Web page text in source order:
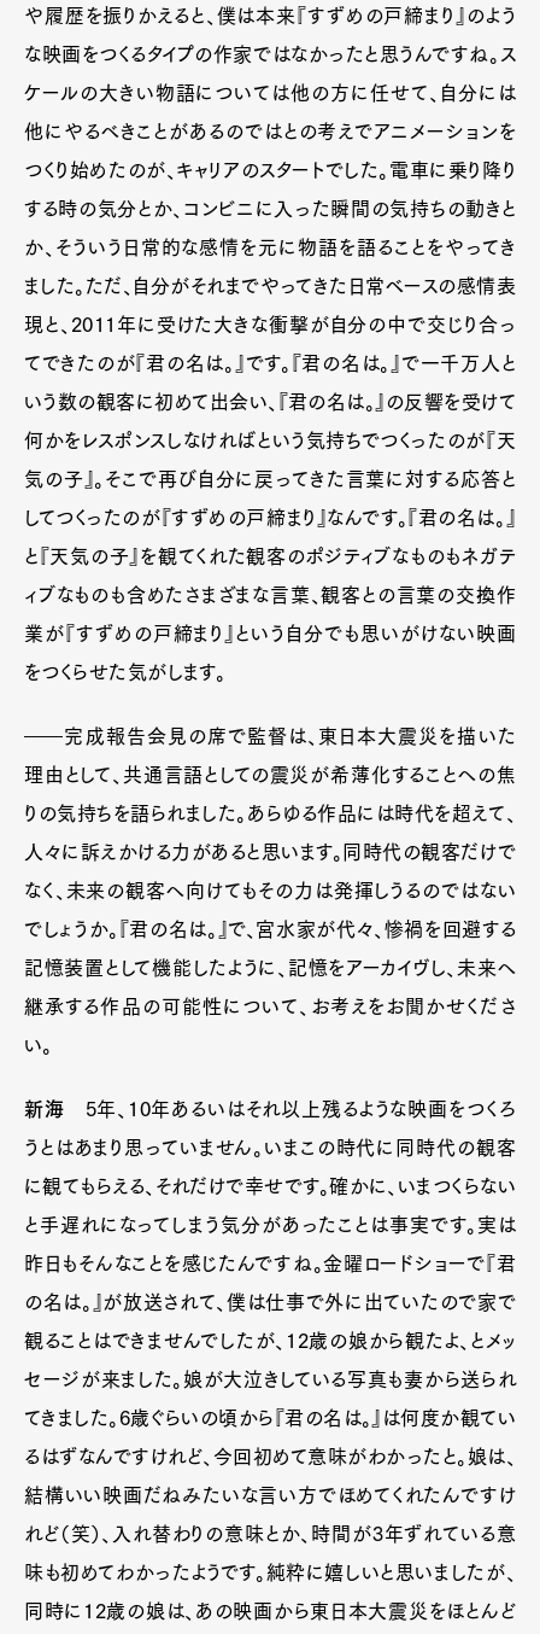
や履歴を振りかえると、僕は本来『すずめの戸締まり』のよう
な映画をつくるタイプの作家ではなかったと思うんですね。ス
ケールの大きい物語については他の方に任せて、自分には
他にやるべきことがあるのではとの考えでアニメーションを
つくり始めたのが、キャリアのスタートでした。電車に乗り降り
する時の気分とか、コンビニに入った瞬間の気持ちの動きと
か、そういう日常的な感情を元に物語を語ることをやってき
ました。ただ、自分がそれまでやってきた日常ベースの感情表
現と、2011年に受けた大きな衝撃が自分の中で交じり合っ
てできたのが『君の名は。』です。『君の名は。』で一千万人と
いう数の観客に初めて出会い、『君の名は。』の反響を受けて
何かをレスポンスしなければという気持ちでつくったのが『天
気の子』。そこで再び自分に戻ってきた言葉に対する応答と
してつくったのが『すずめの戸締まり』なんです。『君の名は。』
と『天気の子』を観てくれた観客のポジティブなものもネガテ
ィブなものも含めたさまざまな言葉、観客との言葉の交換作
業が『すずめの戸締まり』という自分でも思いがけない映画
をつくらせた気がします。
――完成報告会見の席で監督は、東日本大震災を描いた
理由として、共通言語としての震災が希薄化することへの焦
りの気持ちを語られました。あらゆる作品には時代を超えて、
人々に訴えかける力があると思います。同時代の観客だけで
なく、未来の観客へ向けてもその力は発揮しうるのではない
でしょうか。『君の名は。』で、宮水家が代々、惨禍を回避する
記憶装置として機能したように、記憶をアーカイヴし、未来へ
継承する作品の可能性について、お考えをお聞かせくださ
い。
新海 5年、10年あるいはそれ以上残るような映画をつくろ
うとはあまり思っていません。いまこの時代に同時代の観客
に観てもらえる、それだけで幸せです。確かに、いまつくらない
と手遅れになってしまう気分があったことは事実です。実は
昨日もそんなことを感じたんですね。金曜ロードショーで『君
の名は。』が放送されて、僕は仕事で外に出ていたので家で
観ることはできませんでしたが、12歳の娘から観たよ、とメッ
セージが来ました。娘が大泣きしている写真も妻から送られ
てきました。6歳ぐらいの頃から『君の名は。』は何度か観てい
るはずなんですけれど、今回初めて意味がわかったと。娘は、
結構いい映画だねみたいな言い方でほめてくれたんですけ
れど（笑）、入れ替わりの意味とか、時間が3年ずれている意
味も初めてわかったようです。純粋に嬉しいと思いましたが、
同時に12歳の娘は、あの映画から東日本大震災をほとんど